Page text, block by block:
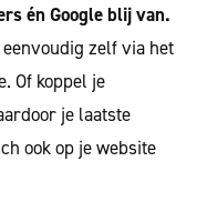
én Google blij van.
zelf via het
Of koppel je
je laatste
ook op je website